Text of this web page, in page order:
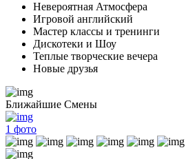
Невероятная Атмосфера
Игровой английский
Мастер классы и тренинги
Дискотеки и Шоу
Теплые творческие вечера
Новые друзья
Ближайшие Смены
1 фото